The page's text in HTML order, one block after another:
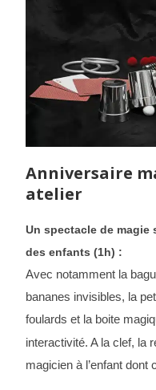
Anniversaire
atelier
Un spectacle de magie
des enfants (1h) :
Avec notamment la
bananes invisibles, la
foulards et la boite
interactivité. A la clef, la
magicien à l’enfant dont